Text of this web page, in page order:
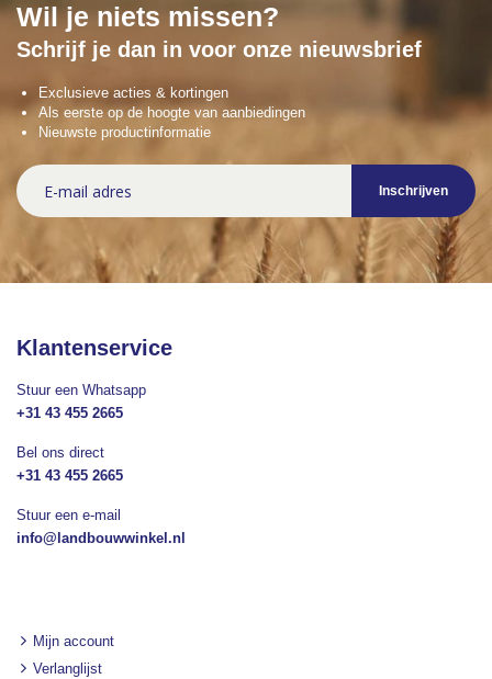
Wil je niets missen?
Schrijf je dan in voor onze nieuwsbrief
Exclusieve acties & kortingen
Als eerste op de hoogte van aanbiedingen
Nieuwste productinformatie
Abonneer
u
op
Inschrijven
Klantenservice
Stuur een Whatsapp
+31 43 455 2665
Bel ons direct
+31 43 455 2665
Stuur een e-mail
info@landbouwwinkel.nl
Mijn account
Verlanglijst